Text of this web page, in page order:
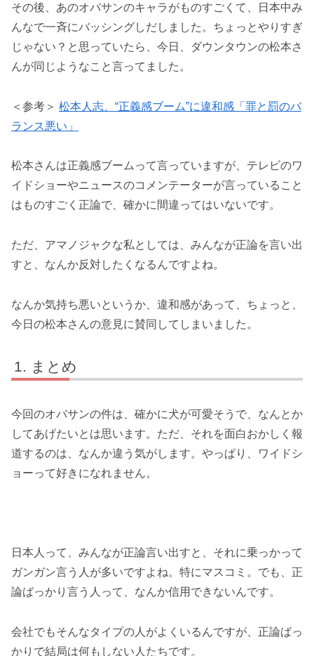
その後、あのオバサンのキャラがものすごくて、日本中み
んなで一斉にバッシングしだしました。ちょっとやりすぎ
じゃない？と思っていたら、今日、ダウンタウンの松本さ
んが同じようなこと言ってました。
＜参考＞ 松本人志、“正義感ブーム”に違和感「罪と罰のバ
ランス悪い」
松本さんは正義感ブームって言っていますが、テレビのワ
イドショーやニュースのコメンテーターが言っていること
はものすごく正論で、確かに間違ってはいないです。
ただ、アマノジャクな私としては、みんなが正論を言い出
すと、なんか反対したくなるんですよね。
なんか気持ち悪いというか、違和感があって、ちょっと、
今日の松本さんの意見に賛同してしまいました。
まとめ
今回のオバサンの件は、確かに犬が可愛そうで、なんとか
してあげたいとは思います。ただ、それを面白おかしく報
道するのは、なんか違う気がします。やっぱり、ワイドシ
ョーって好きになれません。
日本人って、みんなが正論言い出すと、それに乗っかって
ガンガン言う人が多いですよね。特にマスコミ。でも、正
論ばっかり言う人って、なんか信用できないんです。
会社でもそんなタイプの人がよくいるんですが、正論ばっ
かりで結局は何もしない人たちです。